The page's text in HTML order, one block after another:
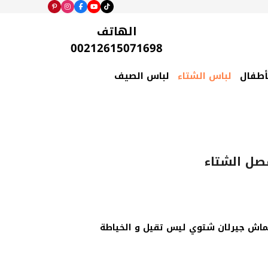
الهاتف
00212615071698
لباس الشتاء لباس الصيف
الشتاء
جيرلان شتوي ليس تقيل و الخياطة